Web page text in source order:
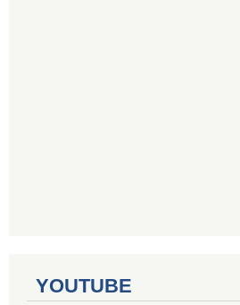
YOUTUBE